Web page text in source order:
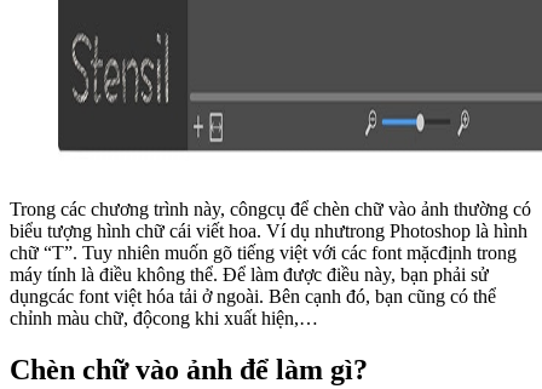
Trong các chương trình này, côngcụ để chèn chữ vào ảnh thường có
biểu tượng hình chữ cái viết hoa. Ví dụ nhưtrong Photoshop là hình
chữ “T”. Tuy nhiên muốn gõ tiếng việt với các font mặcđịnh trong
máy tính là điều không thể. Để làm được điều này, bạn phải sử
dụngcác font việt hóa tải ở ngoài. Bên cạnh đó, bạn cũng có thể
chỉnh màu chữ, độcong khi xuất hiện,…
Chèn chữ vào ảnh để làm gì?